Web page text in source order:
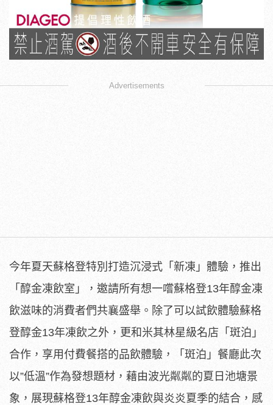
Advertisements
今年夏天蘇格登特別打造沉浸式「新凍」體驗，推出
「醇金凍飲室」，邀請所有想一嚐蘇格登13年醇金凍
飲滋味的消費者們共襄盛舉。除了可以試飲體驗蘇格
登醇金13年凍飲之外，更和米其林星級名店「斑泊」
合作，享用付費餐搭的品飲體驗，「斑泊」餐廳此次
以”低溫”作為發想題材，藉由波光粼粼的夏日池塘景
象，展現蘇格登13年醇金凍飲與炎炎夏季的結合，感